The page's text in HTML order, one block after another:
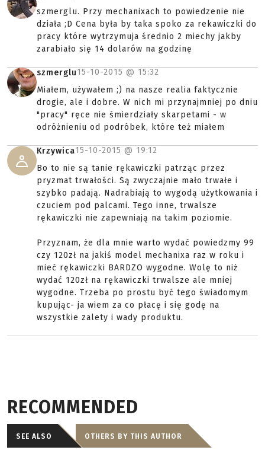
szmerglu. Przy mechanixach to powiedzenie nie
działa ;D Cena była by taka spoko za rekawiczki do
pracy które wytrzymuja średnio 2 miechy jakby
zarabiało się 14 dolarów na godzinę
szmerglu15-10-2015 @ 15:32
Miałem, używałem ;) na nasze realia faktycznie
drogie, ale i dobre. W nich mi przynajmniej po dniu
"pracy" ręce nie śmierdziały skarpetami - w
odróżnieniu od podróbek, które też miałem
Krzywica15-10-2015 @ 19:12
Bo to nie są tanie rękawiczki patrząc przez
pryzmat trwałości. Są zwyczajnie mało trwałe i
szybko padają. Nadrabiają to wygodą użytkowania i
czuciem pod palcami. Tego inne, trwalsze
rękawiczki nie zapewniają na takim poziomie.
Przyznam, że dla mnie warto wydać powiedzmy 99
czy 120zł na jakiś model mechanixa raz w roku i
mieć rękawiczki BARDZO wygodne. Wolę to niż
wydać 120zł na rękawiczki trwalsze ale mniej
wygodne. Trzeba po prostu być tego świadomym
kupując- ja wiem za co płacę i się godę na
wszystkie zalety i wady produktu.
RECOMMENDED
SEE ALSO OTHERS BY THIS AUTHOR